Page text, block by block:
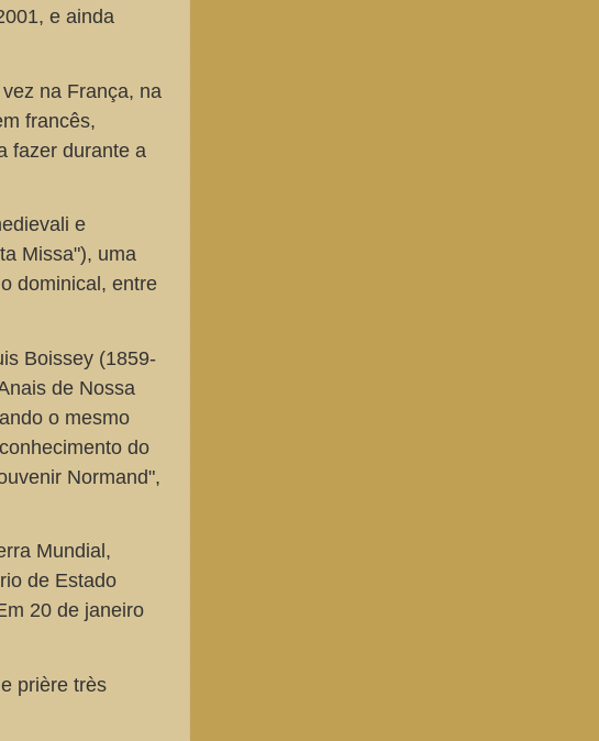
e ainda
na França, na
francês,
fazer durante a
e
Missa"), uma
dominical, entre
Boissey (1859-
de Nossa
o mesmo
do
Normand",
Mundial,
de Estado
20 de janeiro
prière très